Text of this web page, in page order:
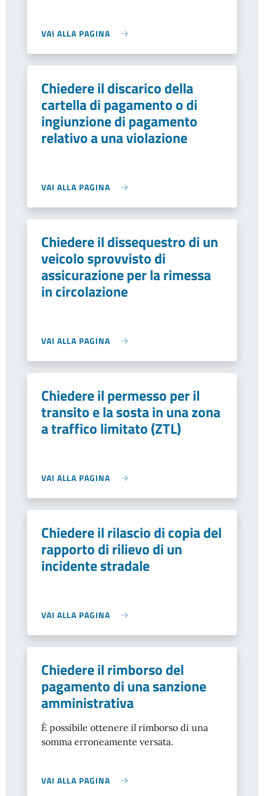
VAI ALLA PAGINA
Chiedere il discarico della
cartella di pagamento o di
ingiunzione di pagamento
relativo a una violazione
VAI ALLA PAGINA
Chiedere il dissequestro di un
veicolo sprovvisto di
assicurazione per la rimessa
in circolazione
VAI ALLA PAGINA
Chiedere il permesso per il
transito e la sosta in una zona
a traffico limitato (ZTL)
VAI ALLA PAGINA
Chiedere il rilascio di copia del
rapporto di rilievo di un
incidente stradale
VAI ALLA PAGINA
Chiedere il rimborso del
pagamento di una sanzione
amministrativa
È possibile ottenere il rimborso di una
somma erroneamente versata.
VAI ALLA PAGINA